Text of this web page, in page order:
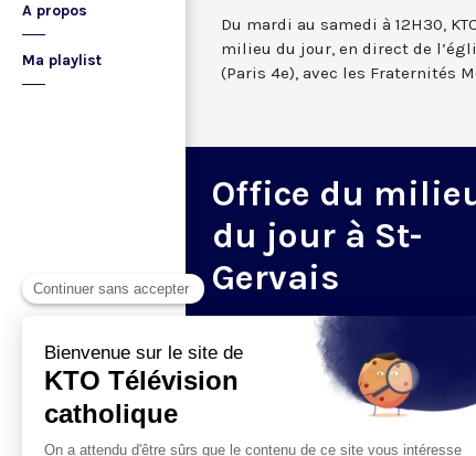
A propos
Ma playlist
Du mardi au samedi à 12H30,
milieu du jour, en direct de
(Paris 4e), avec les Fraternités
Office du
du jour à St-
Gervais
Du mardi au samedi, KTO diffuse en
l’office du milieu du jour, en direct de
Saint-Gervais-Saint-Protais (Paris
les Fraternités Monastiques de
L’Office du Milieu du Jour regroupe, en
particulier, «au milieu du jour» et en